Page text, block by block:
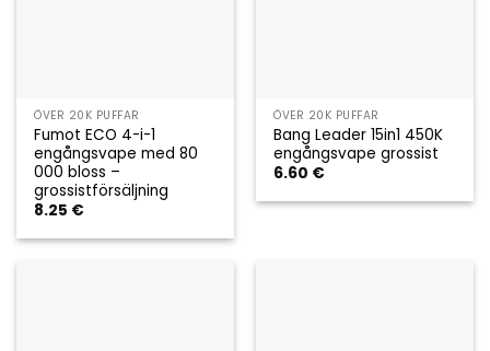
ÖVER 20K PUFFAR
Fumot ECO 4-i-1
engångsvape med 80
000 bloss –
grossistförsäljning
8.25 €
ÖVER 20K PUFFAR
Bang Leader 15in1 450K
engångsvape grossist
6.60 €